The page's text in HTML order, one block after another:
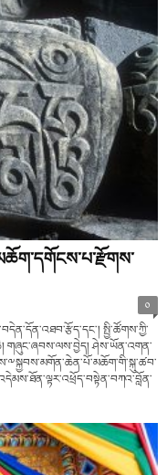
༠
སྤྱི་ཚོགས་ཀྱི་
གཞུང་ཞབས་ལས་བྱེད། ཤེས་ཡོན་འགན་